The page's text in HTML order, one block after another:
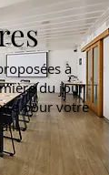
à
du jour
pour votre